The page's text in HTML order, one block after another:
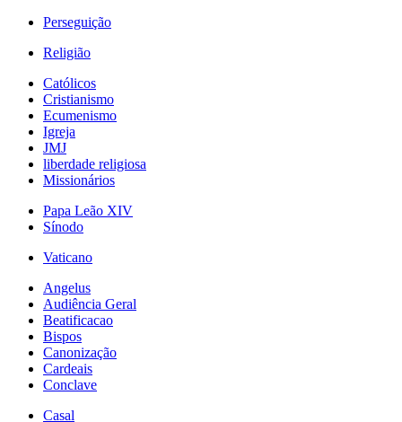
Perseguição
Religião
Católicos
Cristianismo
Ecumenismo
Igreja
JMJ
liberdade religiosa
Missionários
Papa Leão XIV
Sínodo
Vaticano
Angelus
Audiência Geral
Beatificacao
Bispos
Canonização
Cardeais
Conclave
Casal